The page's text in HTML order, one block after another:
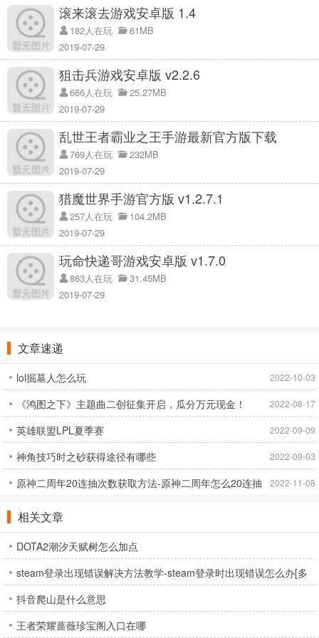
玩游戏
1.经典模式
玩家人数:100人
地图:可以选择彩虹岛或者战岛。
团队形式:单人团队、双人团队、四人团队。
获胜条件:成为第一名。
2.团队矩阵
玩家人数:16人
地图:体育中心，5号广场，风车街，温泉别墅，主人和指挥官。
团队形式:随机分成2队，8v8。
获胜条件:拥有80个被淘汰号码的队伍首先获胜。
模式特点:无限子弹，被消灭后可以在己方阵营复活。
玩家人数:16人
地图:断电工厂，停水游泳池，悬空体育场
团队形式:随机分成2队，8v8。
获胜条件:第一个淘汰数达到60的队伍获胜。
模式特点:只能使用拉链，被消灭后可以在己方阵营复活。
4.快速派对
玩家人数:28人
队伍队形:单排，双排，四排。
获胜条件:成为第一名。
模式特点:登陆时携带一流头盔、防弹衣、背包。小圈子模式(大概比
最终圈子大)资源丰富。
衍生模式:快速霰弹枪战斗，快速空中投机装甲
5.捉迷藏
玩家人数:12人
地图:疯狂马戏团
滚来滚去游戏安卓版 1.4
182人在玩
61MB
2019-07-29
狙击兵游戏安卓版 v2.2.6
666人在玩
25.27MB
2019-07-29
乱世王者霸业之王手游最新官方版下载
v1.3.004
769人在玩
232MB
2019-07-29
猎魔世界手游官方版 v1.2.7.1
257人在玩
104.2MB
2019-07-29
玩命快递哥游戏安卓版 v1.7.0
863人在玩
31.45MB
2019-07-29
文章速递
lol掘墓人怎么玩 2022-10-03
《鸿图之下》主题曲二创征集开启，瓜分万元现金！ 2022-08-17
英雄联盟LPL夏季赛 2022-09-09
神角技巧时之砂获得途径有哪些 2022-09-03
原神二周年20连抽次数获取方法-原神二周年怎么20连抽
[多图]
2022-11-08
相关文章
DOTA2潮汐天赋树怎么加点
steam登录出现错误解决方法教学-steam登录时出现错误怎么办[多
图]
抖音爬山是什么意思
王者荣耀蔷薇珍宝阁入口在哪